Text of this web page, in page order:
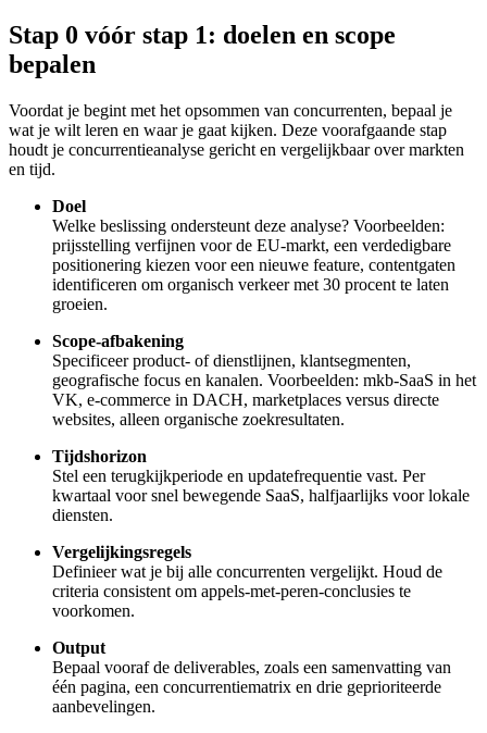
Stap 0 vóór stap 1: doelen en scope
bepalen
Voordat je begint met het opsommen van concurrenten, bepaal je
wat je wilt leren en waar je gaat kijken. Deze voorafgaande stap
houdt je concurrentieanalyse gericht en vergelijkbaar over markten
en tijd.
Doel
Welke beslissing ondersteunt deze analyse? Voorbeelden:
prijsstelling verfijnen voor de EU-markt, een verdedigbare
positionering kiezen voor een nieuwe feature, contentgaten
identificeren om organisch verkeer met 30 procent te laten
groeien.
Scope-afbakening
Specificeer product- of dienstlijnen, klantsegmenten,
geografische focus en kanalen. Voorbeelden: mkb-SaaS in het
VK, e-commerce in DACH, marketplaces versus directe
websites, alleen organische zoekresultaten.
Tijdshorizon
Stel een terugkijkperiode en updatefrequentie vast. Per
kwartaal voor snel bewegende SaaS, halfjaarlijks voor lokale
diensten.
Vergelijkingsregels
Definieer wat je bij alle concurrenten vergelijkt. Houd de
criteria consistent om appels-met-peren-conclusies te
voorkomen.
Output
Bepaal vooraf de deliverables, zoals een samenvatting van
één pagina, een concurrentiematrix en drie geprioriteerde
aanbevelingen.